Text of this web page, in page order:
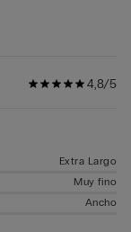
la
estable y
óptima
4,8/5
Extra Largo
Muy fino
Ancho